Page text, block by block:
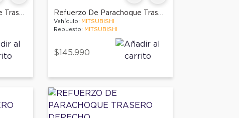
Refuerzo De Parachoque Trasero Izquierdo Refuerzo De Parachoque Trasero
Vehículo: MITSUBISHI
Repuesto: MITSUBISHI
$145.990